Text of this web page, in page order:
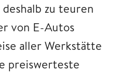
zu teuren
von E-Autos
aller Werkstätte
preiswerteste